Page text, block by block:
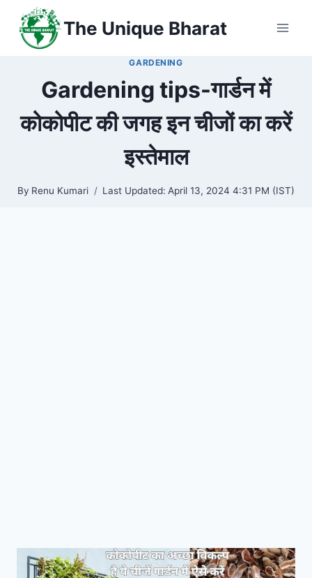
content
The Unique Bharat
GARDENING
Gardening tips-गार्डन में
कोकोपीट की जगह इन चीजों का करें
इस्तेमाल
By Renu Kumari Last Updated: April 13, 2024 4:31 PM (IST)